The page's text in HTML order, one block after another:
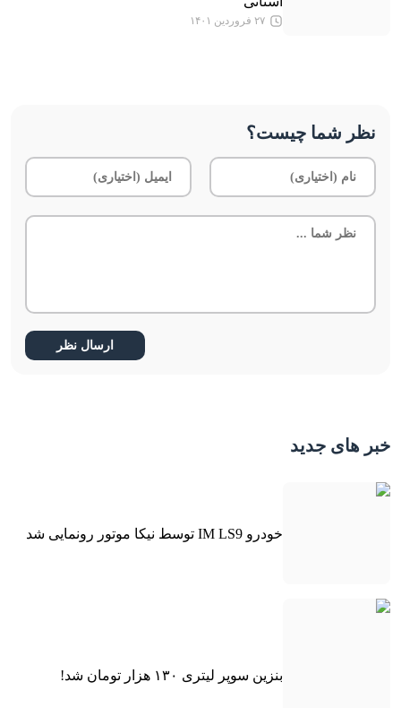
۲۷ فروردین ۱۴۰۱
نظر شما چیست؟
خبر های جدید
خودرو IM LS9 توسط نیکا موتور رونمایی شد
بنزین سوپر لیتری ۱۳۰ هزار تومان شد!